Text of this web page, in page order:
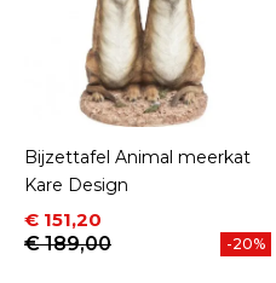
Bijzettafel Animal meerkat
Kare Design
Prijs
€ 151,20
Normale prijs
€ 189,00
-20%